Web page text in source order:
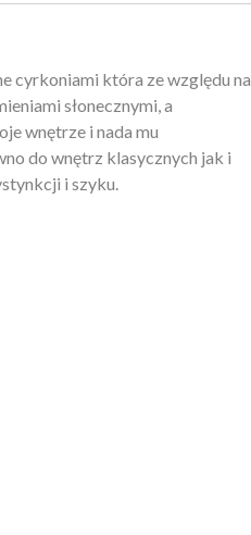
cyrkoniami która ze względu na
słonecznymi, a
wnętrze i nada mu
do wnętrz klasycznych jak i
i szyku.